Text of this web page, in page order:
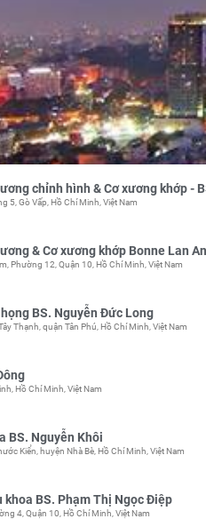
chỉnh hình & Cơ xương khớp -
5, Gò Vấp, Hồ Chí Minh, Việt Nam
& Cơ xương khớp Bonne Lan
Phường 12, Quận 10, Hồ Chí Minh, Việt Nam
BS. Nguyễn Đức Long
Thạnh, quận Tân Phú, Hồ Chí Minh, Việt Nam
Hồ Chí Minh, Việt Nam
BS. Nguyễn Khôi
Kiển, huyện Nhà Bè, Hồ Chí Minh, Việt Nam
khoa BS. Phạm Thị Ngọc Điệp
4, Quận 10, Hồ Chí Minh, Việt Nam